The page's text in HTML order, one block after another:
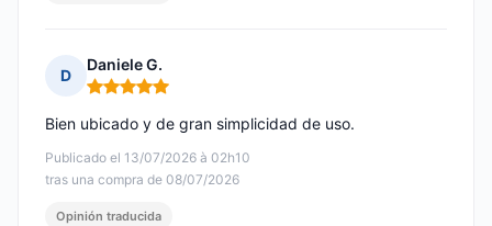
D
Daniele G.
Nota: 5 de 5
Publicado el 13/07/2026 à 02h10
tras una compra de 08/07/2026
Bien ubicado y de gran simplicidad de uso.
Opinión traducida